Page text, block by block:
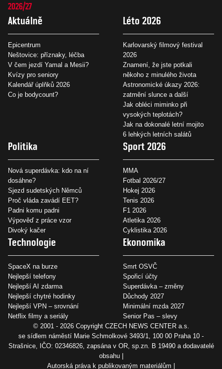
2026/27
Aktuálně
Epicentrum
Neštovice: příznaky, léčba
V čem jezdí Yamal a Mesii?
Kvízy pro seniory
Kalendář úplňků 2026
Co je bodycount?
Léto 2026
Karlovarský filmový festival
2026
Znamení, že jste potkali
někoho z minulého života
Astronomické úkazy 2026:
zatmění slunce a další
Jak obléci miminko při
vysokých teplotách?
Jak na dokonalé letní mojito
6 lehkých letních salátů
Politika
Nová superdávka: kdo na ní
dosáhne?
Sjezd sudetských Němců
Proč vláda zavádí EET?
Padni komu padni
Výpověď z práce vzor
Divoký kačer
Sport 2026
MMA
Fotbal 2026/27
Hokej 2026
Tenis 2026
F1 2026
Atletika 2026
Cyklistika 2026
Technologie
SpaceX na burze
Nejlepší telefony
Nejlepší AI zdarma
Nejlepší chytré hodinky
Nejlepší VPN – srovnání
Netflix filmy a seriály
Ekonomika
Smrt OSVČ
Spořicí účty
Superdávka – změny
Důchody 2027
Minimální mzda 2027
Senior Pas – slevy
© 2001 - 2026 Copyright CZECH NEWS CENTER a.s.
se sídlem náměstí Marie Schmolkové 3493/1, 100 00 Praha 10 -
Strašnice, IČO: 02346826, zapsána v OR, sp.zn. B 19490 a dodavatelé
obsahu
Autorská práva k publikovaným materiálům